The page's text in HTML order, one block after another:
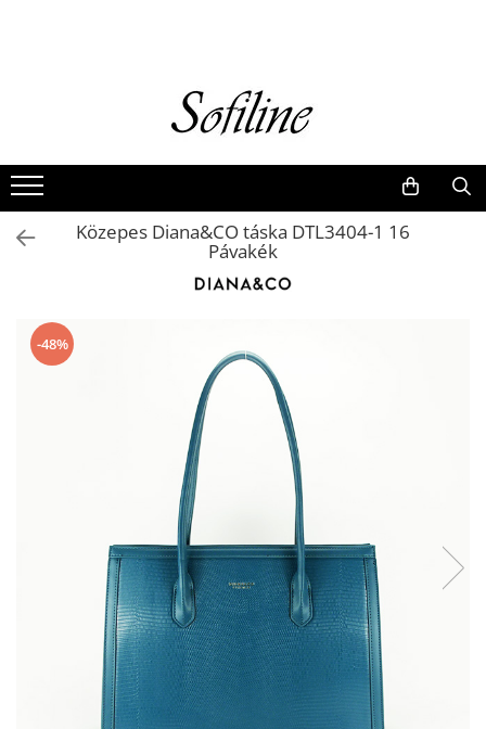
Valódi bőr
Hátizsákok
Elegáns kistáskákKözepes Diana&CO táska DTL3404-1 16
Pávakék
-48%